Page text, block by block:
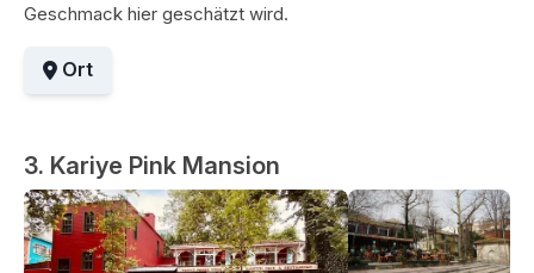
Geschmack hier geschätzt wird.
Ort
3. Kariye Pink Mansion